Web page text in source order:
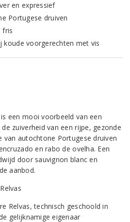
en expressief
Portugese druiven
fris
koude voorgerechten met vis
een mooi voorbeeld van een
zuiverheid van een rijpe, gezonde
van autochtone Portugese druiven
en rabo de ovelha. Een
door sauvignon blanc en
aanbod.
Relvas, technisch geschoold in
gelijknamige eigenaar